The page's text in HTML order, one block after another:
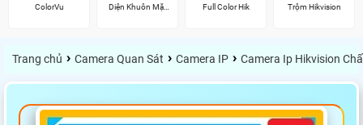
ColorVu
Diện Khuôn Mặt
Full Color Hik
Trộm Hikvision
Trang chủ › Camera Quan Sát › Camera IP › Camera Ip Hikvision